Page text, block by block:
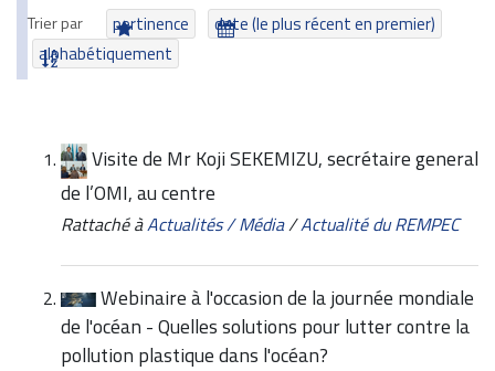
Trier par pertinence
date (le plus récent en premier)
alphabétiquement
Visite de Mr Koji SEKEMIZU, secrétaire general
de l’OMI, au centre
Rattaché àActualités / Média/Actualité du REMPEC
Webinaire à l'occasion de la journée mondiale
de l'océan - Quelles solutions pour lutter contre la
pollution plastique dans l'océan?